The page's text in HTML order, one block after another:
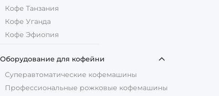
Кофе Танзания
Кофе Уганда
Кофе Эфиопия
Оборудование для кофейни
Суперавтоматические кофемашины
Профессиональные рожковые кофемашины